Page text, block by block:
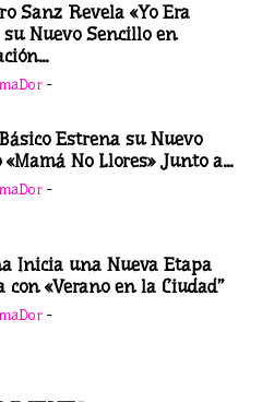
Sanz Revela «Yo Era
su Nuevo Sencillo en
-
Estrena su Nuevo
No Llores» Junto a...
-
Inicia una Nueva Etapa
con «Verano en la Ciudad”
-